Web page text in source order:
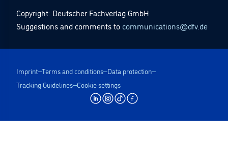
Copyright: Deutscher Fachverlag GmbH
Suggestions and comments to communications@dfv.de
Imprint Terms and conditions Data protection
Tracking Guidelines Cookie settings